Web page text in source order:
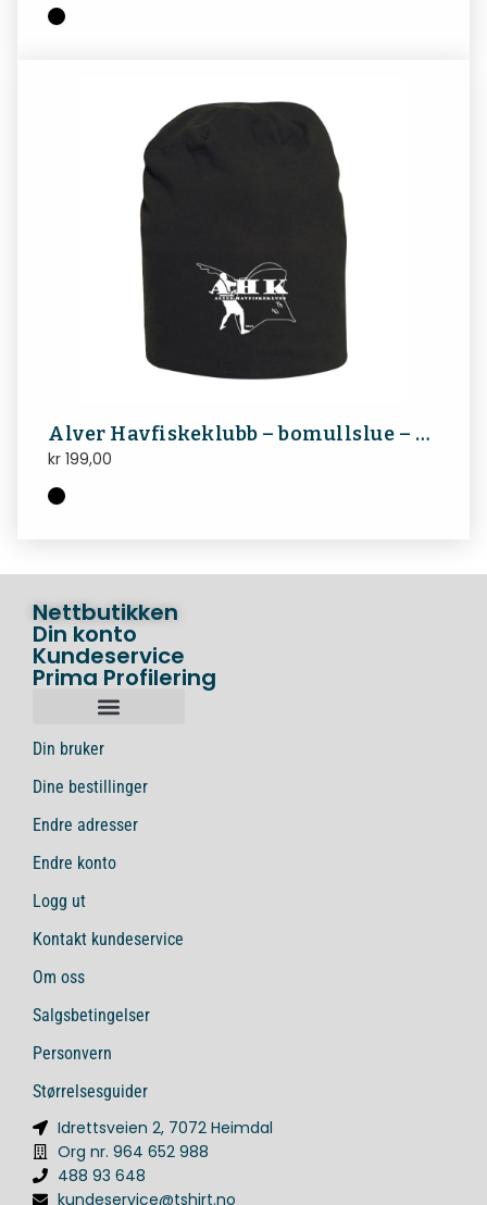
Alver Havfiskeklubb – bomullslue – hvitt trykk
kr 199,00
Nettbutikken
Din konto
Kundeservice
Prima Profilering
Din bruker
Dine bestillinger
Endre adresser
Endre konto
Logg ut
Kontakt kundeservice
Om oss
Salgsbetingelser
Personvern
Størrelsesguider
Idrettsveien 2, 7072 Heimdal
Org nr. 964 652 988
488 93 648
kundeservice@tshirt.no